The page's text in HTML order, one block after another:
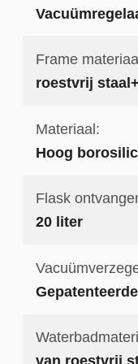
Frame
roestvrij
Materiaal:
Hoog
Flask
20 liter